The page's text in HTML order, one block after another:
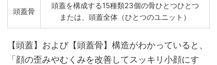
頭蓋骨
頭蓋を構成する15種類23個の骨ひとつひとつ
または、頭蓋全体（ひとつのユニット）
【頭蓋】および【頭蓋骨】構造がわかっていると、
「顔の歪みやむくみを改善してスッキリ小顔にす